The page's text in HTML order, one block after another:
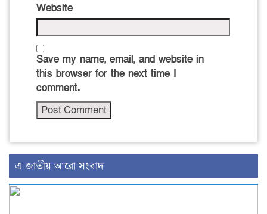
Website
Save my name, email, and website in
this browser for the next time I
comment.
এ জাতীয় আরো সংবাদ